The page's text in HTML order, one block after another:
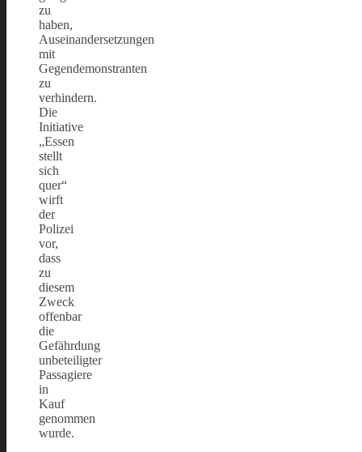
zu
haben,
Auseinandersetzungen
mit
Gegendemonstranten
zu
verhindern.
Die
Initiative
„Essen
stellt
sich
quer“
wirft
der
Polizei
vor,
dass
zu
diesem
Zweck
offenbar
die
Gefährdung
unbeteiligter
Passagiere
in
Kauf
genommen
wurde.